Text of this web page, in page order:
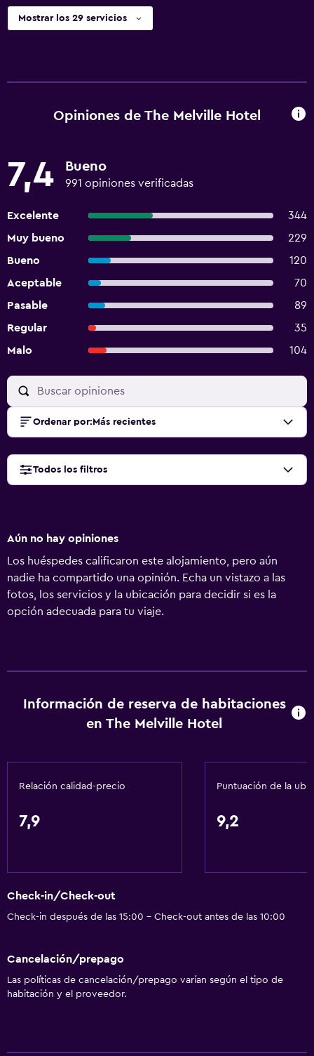
Mostrar los 29 servicios
Opiniones de The Melville Hotel
7,4 Bueno
991 opiniones verificadas
Excelente
344
Muy bueno
229
Bueno
120
Aceptable
70
Pasable
89
Regular
35
Malo
104
Ordenar por: Más recientes
Todos los filtros
Aún no hay opiniones
Los huéspedes calificaron este alojamiento, pero aún
nadie ha compartido una opinión. Echa un vistazo a las
fotos, los servicios y la ubicación para decidir si es la
opción adecuada para tu viaje.
Información de reserva de habitaciones
en The Melville Hotel
Relación calidad-precio
7,9
Puntuación de la
9,2
Check-in/Check-out
Check-in después de las 15:00 - Check-out antes de las 10:00
Cancelación/prepago
Las políticas de cancelación/prepago varían según el tipo de
habitación y el proveedor.